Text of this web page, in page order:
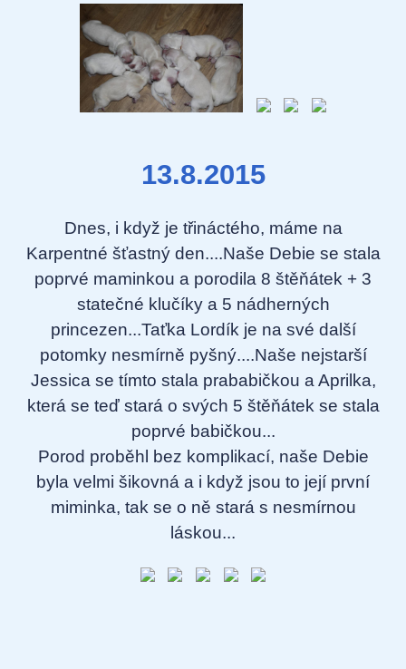
13.8.2015
Dnes, i když je třináctého, máme na
Karpentné šťastný den....Naše Debie se stala
poprvé maminkou a porodila 8 štěňátek + 3
statečné klučíky a 5 nádherných
princezen...Taťka Lordík je na své další
potomky nesmírně pyšný....Naše nejstarší
Jessica se tímto stala prababičkou a Aprilka,
která se teď stará o svých 5 štěňátek se stala
poprvé babičkou...
Porod proběhl bez komplikací, naše Debie
byla velmi šikovná a i když jsou to její první
miminka, tak se o ně stará s nesmírnou
láskou...